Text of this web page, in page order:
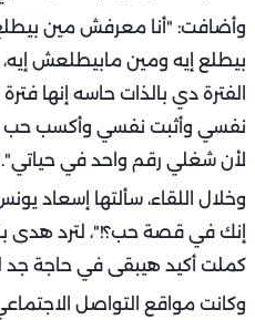
وأضافت: "أنا معرفش مين
بيطلع إيه ومين مابيطلعش
الفترة دي بالذات حاسه إنها
نفسي وأثبت نفسي وأكسب حب
لأن شغلي رقم واحد في حياتي".
وخلال اللقاء، سألتها إسعاد
إنك في قصة حب؟!"، لترد هدى
كملت أكيد هيبقى في حاجة
وكانت مواقع التواصل